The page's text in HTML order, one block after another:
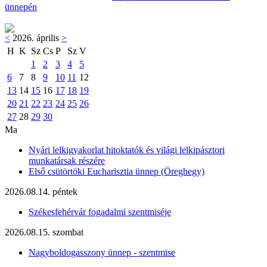
ünnepén
< 2026. április >
H K Sz Cs P Sz V
1
2 3 4
5
6
7 8 9 10 11 12
13 14 15 16 17 18 19
20 21 22 23 24 25 26
27 28 29 30
Ma
Nyári lelkigyakorlat hitoktatók és világi lelkipásztori
munkatársak részére
Első csütörtöki Eucharisztia ünnep (Öreghegy)
2026.08.14. péntek
Székesfehérvár fogadalmi szentmiséje
2026.08.15. szombat
Nagyboldogasszony ünnep - szentmise